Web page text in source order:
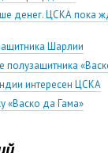
денег. ЦСКА пока
Шарлии
интересен ЦСКА
«Васко да Гама»